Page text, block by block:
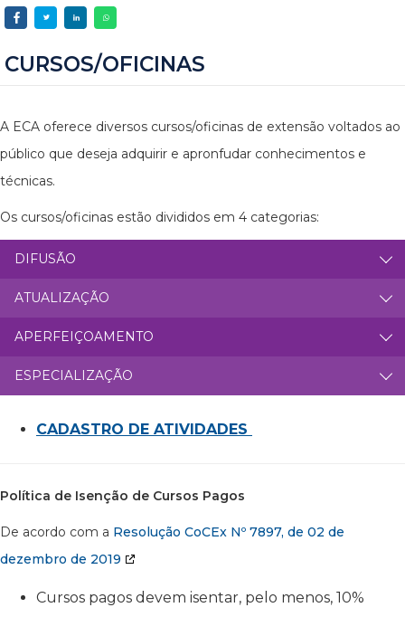
CURSOS/OFICINAS
A ECA oferece diversos cursos/oficinas de extensão voltados ao
público que deseja adquirir e apronfudar conhecimentos e
técnicas.
Os cursos/oficinas estão divididos em 4 categorias:
DIFUSÃO
ATUALIZAÇÃO
APERFEIÇOAMENTO
ESPECIALIZAÇÃO
CADASTRO DE ATIVIDADES
Política de Isenção de Cursos Pagos
De acordo com a Resolução CoCEx Nº 7897, de 02 de
dezembro de 2019
Cursos pagos devem isentar, pelo menos, 10%